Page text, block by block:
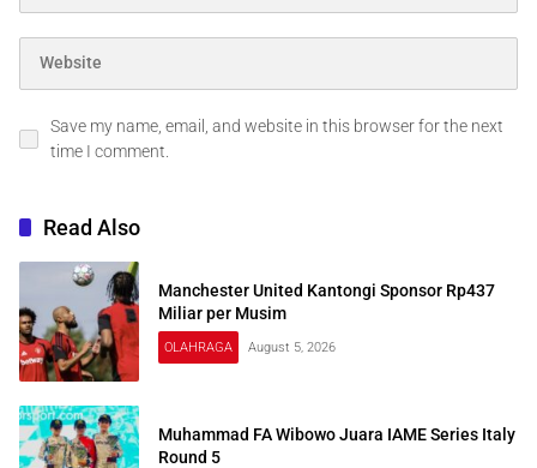
Save my name, email, and website in this browser for the next
time I comment.
Read Also
Manchester United Kantongi Sponsor Rp437
Miliar per Musim
OLAHRAGA August 5, 2026
Muhammad FA Wibowo Juara IAME Series Italy
Round 5